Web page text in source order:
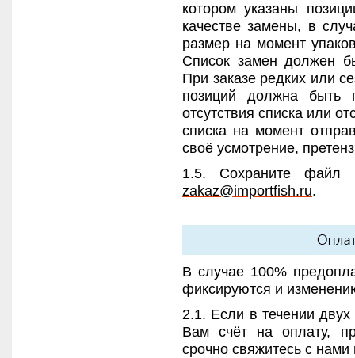
котором указаны
качестве замены, в
размер на момент
Список замен должен
При заказе редких или
позиций должна быть
отсутствия списка или
списка на момент
своё усмотрение,
1.5. Сохраните
zakaz@importfish.ru.
В случае 100%
фиксируются и
2.1. Если в течении
Вам счёт на оплату,
срочно свяжитесь с